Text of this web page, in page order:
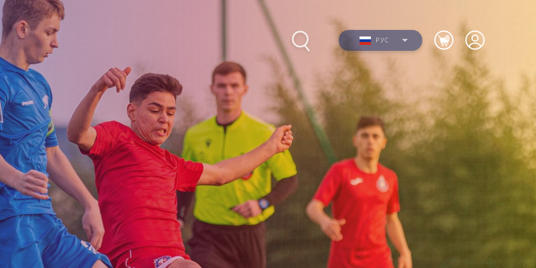
Матчи
Турнирная
Таблица
Структура
академии
Пюник 2009
Пюник 2010
Пюник 2011-1
Пюник 2011-2
Пюник 2012-1
Поступление
в летний
лагерь
Фото
Видео
РУС